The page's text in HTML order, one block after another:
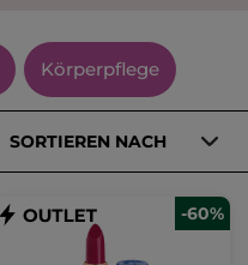
Körperpflege
SORTIEREN NACH
-60%